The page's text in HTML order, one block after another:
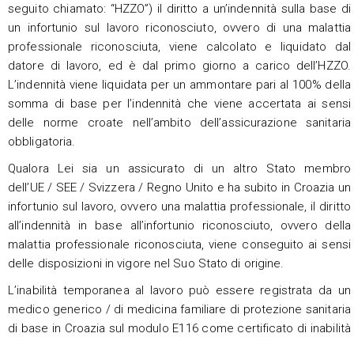
seguito chiamato: “HZZO”) il diritto a un’indennità sulla base di
un infortunio sul lavoro riconosciuto, ovvero di una malattia
professionale riconosciuta, viene calcolato e liquidato dal
datore di lavoro, ed è dal primo giorno a carico dell’HZZO.
L’indennità viene liquidata per un ammontare pari al 100% della
somma di base per l’indennità che viene accertata ai sensi
delle norme croate nell’ambito dell’assicurazione sanitaria
obbligatoria.
Qualora Lei sia un assicurato di un altro Stato membro
dell’UE / SEE / Svizzera / Regno Unito e ha subito in Croazia un
infortunio sul lavoro, ovvero una malattia professionale, il diritto
all’indennità in base all’infortunio riconosciuto, ovvero della
malattia professionale riconosciuta, viene conseguito ai sensi
delle disposizioni in vigore nel Suo Stato di origine.
L’inabilità temporanea al lavoro può essere registrata da un
medico generico / di medicina familiare di protezione sanitaria
di base in Croazia sul modulo E116 come certificato di inabilità